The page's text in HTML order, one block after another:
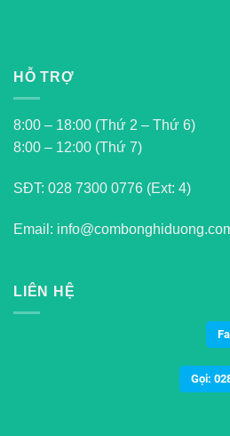
HỖ TRỢ
8:00 – 18:00 (Thứ 2 – Thứ 6)
8:00 – 12:00 (Thứ 7)
SĐT: 028 7300 0776 (Ext: 4)
Email:
LIÊN HỆ
Gọi: